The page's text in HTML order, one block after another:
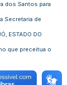
dos Santos para
Secretaria de
ESTADO DO
que preceitua o